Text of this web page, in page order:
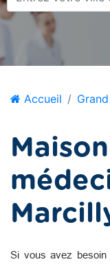
Accueil
Si vous avez besoin